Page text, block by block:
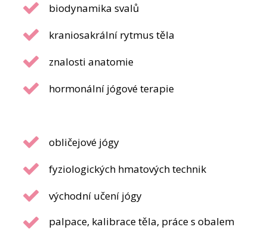
biodynamika svalů
kraniosakrální rytmus těla
znalosti anatomie
hormonální jógové terapie
obličejové jógy
fyziologických hmatových technik
východní učení jógy
palpace, kalibrace těla, práce s obalem